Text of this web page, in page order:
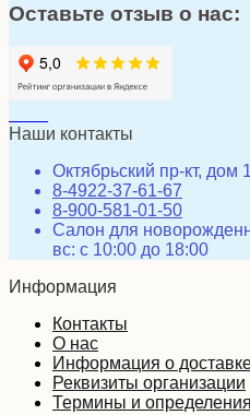
Оставьте отзыв о нас:
Наши контакты
Октябрьский пр-кт,
8-4922-37-61-67
8-900-581-01-50
Салон для
вс: с 10:00 до 18:00
Информация
Контакты
О нас
Информация о
Реквизиты организации
Термины и определения